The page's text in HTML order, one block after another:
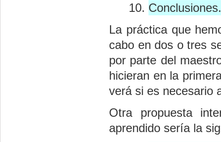
Conclusiones.
La práctica que
cabo en dos o tres
por parte del
hicieran en la
verá si es necesario
Otra propuesta
aprendido sería la